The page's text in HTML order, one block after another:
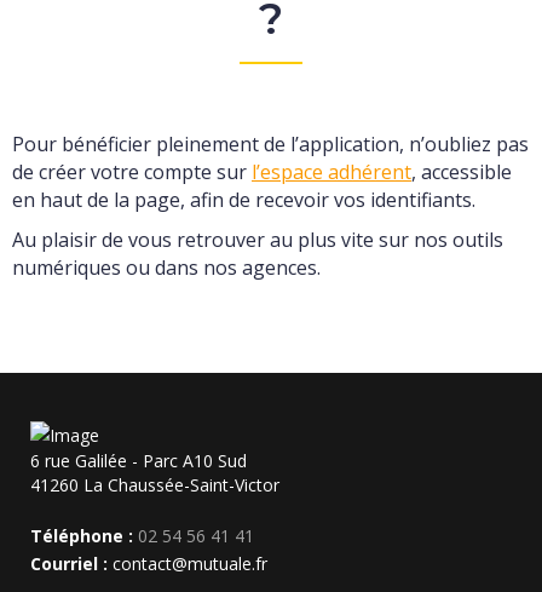
?
Pour bénéficier pleinement de l’application, n’oubliez pas
de créer votre compte sur l’espace adhérent, accessible
en haut de la page, afin de recevoir vos identifiants.
Au plaisir de vous retrouver au plus vite sur nos outils
numériques ou dans nos agences.
6 rue Galilée - Parc A10 Sud
41260 La Chaussée-Saint-Victor
Téléphone : 02 54 56 41 41
Courriel : contact@mutuale.fr